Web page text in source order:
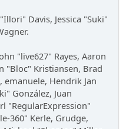
Davis, Jessica "Suki"
"live627" Rayes, Aaron
"Bloc" Kristiansen, Brad
Hendrik Jan
González, Juan
"RegularExpression"
360" Kerle, Grudge,